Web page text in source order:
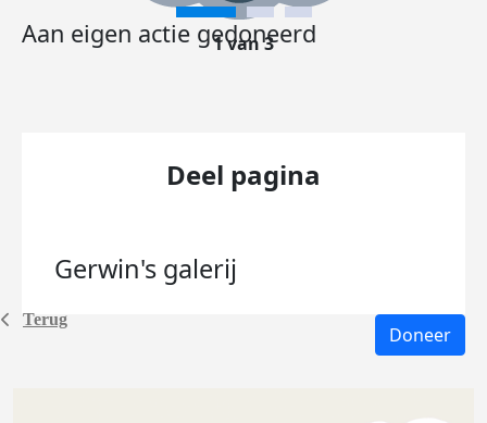
Terug
Aan eigen actie gedoneerd
1 van 3
Deel pagina
Gerwin's galerij
Doneer